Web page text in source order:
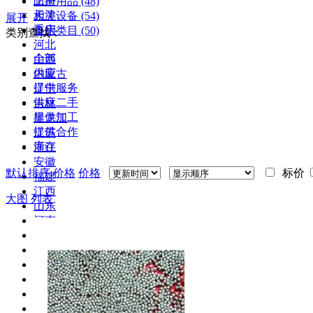
相关设备 (54)
备用类目 (50)
天津
重庆
河北
山西
内蒙古
辽宁
吉林
黑龙江
江苏
浙江
安徽
福建
江西
山东
河南
湖南
广东
广西
海南
四川
展开
类别查找：
全部
供应
提供服务
供应二手
提供加工
提供合作
库存
默认排序 价格 价格 标价
大图 列表